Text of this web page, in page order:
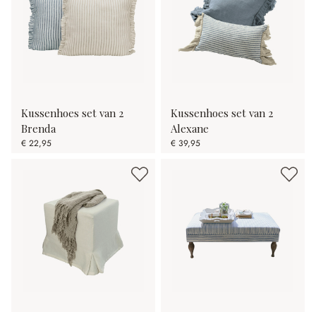
Kussenhoes set van 2
Brenda
€ 22,95
Kussenhoes set van 2
Alexane
€ 39,95